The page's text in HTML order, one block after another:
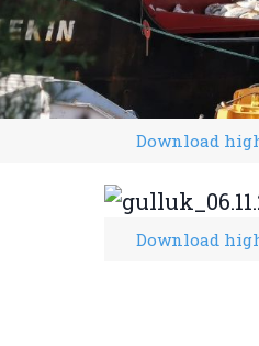
Download
Download